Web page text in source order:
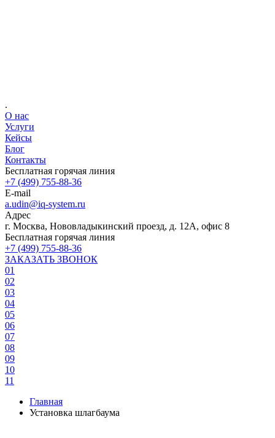
.
О нас
Услуги
Кейсы
Блог
Контакты
Бесплатная горячая линия
+7 (499) 755-88-36
E-mail
a.udin@iq-system.ru
Адрес
г. Москва, Нововладыкинский проезд, д. 12А, офис 8
Бесплатная горячая линия
+7 (499) 755-88-36
ЗАКАЗАТЬ ЗВОНОК
01
02
03
04
05
06
07
08
09
10
11
Главная
Установка шлагбаума